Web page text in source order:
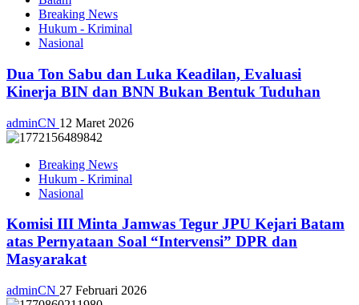
Breaking News
Hukum - Kriminal
Nasional
Dua Ton Sabu dan Luka Keadilan, Evaluasi
Kinerja BIN dan BNN Bukan Bentuk Tuduhan
adminCN 12 Maret 2026
Breaking News
Hukum - Kriminal
Nasional
Komisi III Minta Jamwas Tegur JPU Kejari Batam
atas Pernyataan Soal “Intervensi” DPR dan
Masyarakat
adminCN 27 Februari 2026